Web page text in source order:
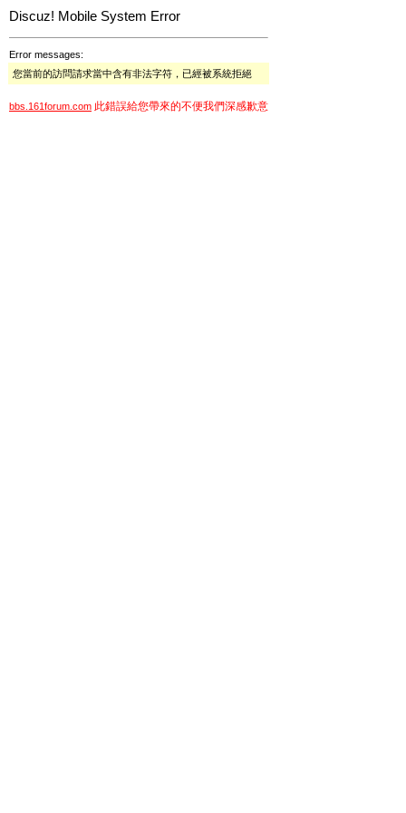
Discuz! Mobile System Error
Error messages:
您當前的訪問請求當中含有非法字符，已經被系統拒絕
bbs.161forum.com 此錯誤給您帶來的不便我們深感歉意